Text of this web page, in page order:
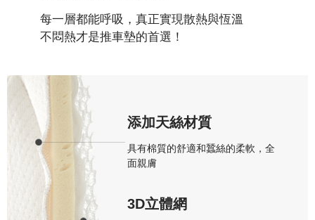
每一層都能呼吸，真正實現散熱與恆溫
不悶熱才是推車墊的首選！
添加天絲材質
具有棉質的舒適和蠶絲的柔軟，全
面親膚
3D立體網